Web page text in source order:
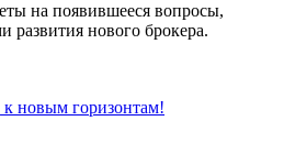
на появившееся вопросы,
развития нового брокера.
новым горизонтам!